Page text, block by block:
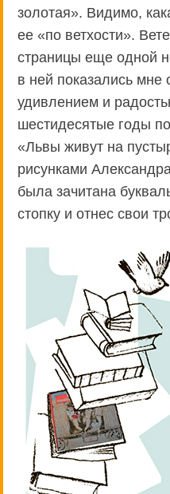
золотая». Видимо,
ее «по ветхости».
страницы еще одной
в ней показались мне
удивлением и
шестидесятые годы
«Львы живут на
рисунками
была зачитана
стопку и отнес свои